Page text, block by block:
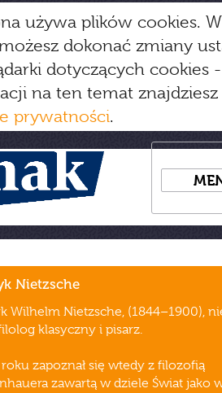
używa plików cookies.
dokonać zmiany
dotyczących cookies
na ten temat
prywatności.
Nietzsche
Wilhelm Nietzsche, (1844–1900),
klasyczny i pisarz.
roku zapoznał się wtedy z filozofią
zawartą w dziele Świat jako